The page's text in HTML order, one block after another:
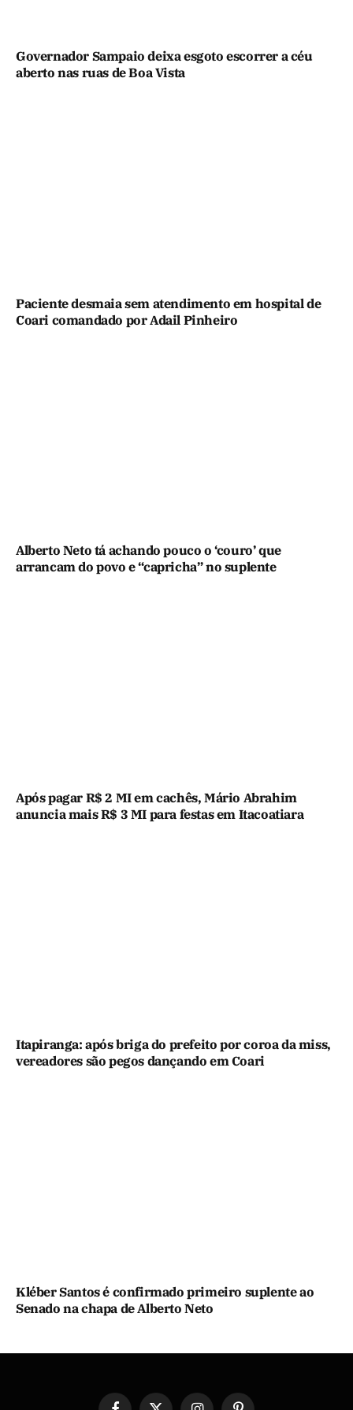
Governador Sampaio deixa esgoto escorrer a céu
aberto nas ruas de Boa Vista
Paciente desmaia sem atendimento em hospital de
Coari comandado por Adail Pinheiro
Alberto Neto tá achando pouco o ‘couro’ que
arrancam do povo e “capricha” no suplente
Após pagar R$ 2 MI em cachês, Mário Abrahim
anuncia mais R$ 3 MI para festas em Itacoatiara
Itapiranga: após briga do prefeito por coroa da miss,
vereadores são pegos dançando em Coari
Kléber Santos é confirmado primeiro suplente ao
Senado na chapa de Alberto Neto